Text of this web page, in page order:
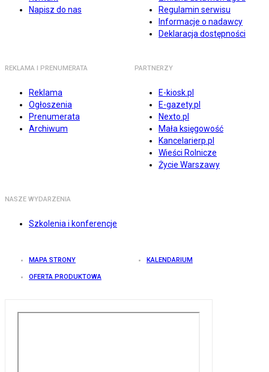
Napisz do nas
Regulamin serwisu
Informacje o nadawcy
Deklaracja dostępności
REKLAMA I PRENUMERATA
Reklama
Ogłoszenia
Prenumerata
Archiwum
PARTNERZY
E-kiosk.pl
E-gazety.pl
Nexto.pl
Mała księgowość
Kancelarierp.pl
Wieści Rolnicze
Życie Warszawy
NASZE WYDARZENIA
Szkolenia i konferencje
MAPA STRONY KALENDARIUM
OFERTA PRODUKTOWA